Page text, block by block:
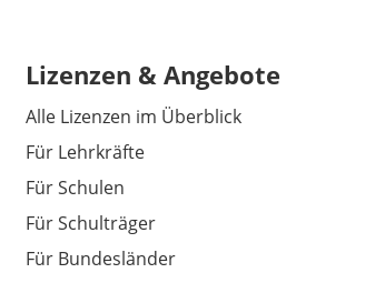
Lizenzen & Angebote
Alle Lizenzen im Überblick
Für Lehrkräfte
Für Schulen
Für Schulträger
Für Bundesländer